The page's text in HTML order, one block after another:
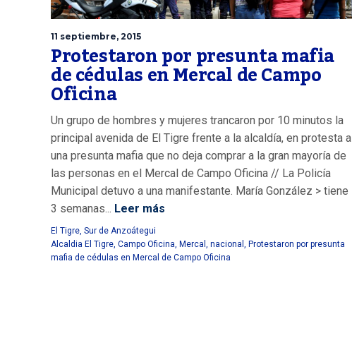
11 septiembre, 2015
Protestaron por presunta mafia
de cédulas en Mercal de Campo
Oficina
Un grupo de hombres y mujeres trancaron por 10 minutos la
principal avenida de El Tigre frente a la alcaldía, en protesta a
una presunta mafia que no deja comprar a la gran mayoría de
las personas en el Mercal de Campo Oficina // La Policía
Municipal detuvo a una manifestante. María González > tiene
3 semanas... Leer más
El Tigre, Sur de Anzoátegui
Alcaldia El Tigre, Campo Oficina, Mercal , nacional , Protestaron por presunta
mafia de cédulas en Mercal de Campo Oficina